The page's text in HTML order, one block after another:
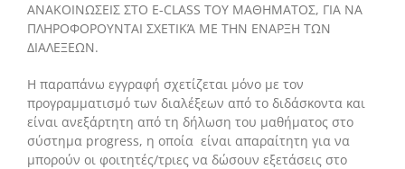
ΑΝΑΚΟΙΝΩΣΕΙΣ ΣΤΟ E-CLASS ΤΟΥ ΜΑΘΗΜΑΤΟΣ, ΓΙΑ ΝΑ
ΠΛΗΡΟΦΟΡΟΥΝΤΑΙ ΣΧΕΤΙΚΆ ΜΕ ΤΗΝ ΕΝAΡΞΗ ΤΩΝ
ΔΙΑΛΕΞΕΩΝ.
Η παραπάνω εγγραφή σχετίζεται μόνο με τον
προγραμματισμό των διαλέξεων από το διδάσκοντα και
είναι ανεξάρτητη από τη δήλωση του μαθήματος στο
σύστημα progress, η οποία είναι απαραίτητη για να
μπορούν οι φοιτητές/τριες να δώσουν εξετάσεις στο